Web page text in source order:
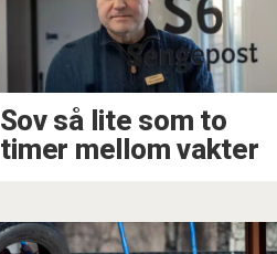
Sov så lite som to
timer mellom vakter